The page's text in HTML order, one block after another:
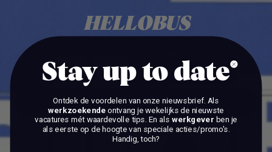
HELLOBUS
BEKIJK DE VACATURES
BEKIJK DE VACATURES
Stay up to date
Ontdek de voordelen van onze nieuwsbrief. Als
werkzoekendeontvang je wekelijks de nieuwste
vacatures mét waardevolle tips. En als werkgever ben je
als eerste op de hoogte van speciale acties/promo's.
Handig, toch?